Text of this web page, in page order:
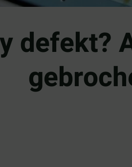
defekt?